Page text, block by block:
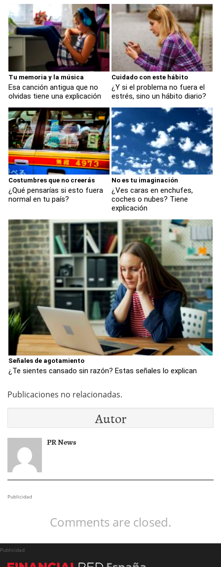
Tu memoria y la música
Esa canción antigua que no
olvidas tiene una explicación
Cuidado con este hábito
¿Y si el problema no fuera el
estrés, sino un hábito diario?
Costumbres que no creerás
¿Qué pensarías si esto fuera
normal en tu país?
No es tu imaginación
¿Ves caras en enchufes,
coches o nubes? Tiene
explicación
Señales de agotamiento
¿Te sientes cansado sin razón? Estas señales lo explican
Publicaciones no relacionadas.
Autor
PR News
Publicidad
Comments are closed.
Publicidad